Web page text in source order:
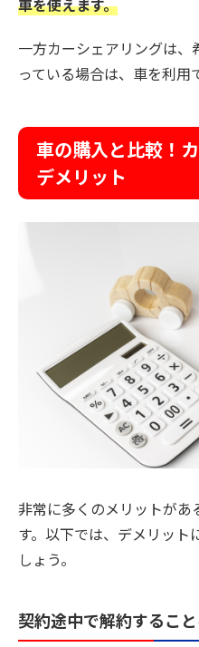
車を使えます。
一方カーシェアリングは
っている場合は、車を利用
車の購入と比較！
デメリット
非常に多くのメリットがあ
す。以下では、デメリット
しょう。
契約途中で解約するこ